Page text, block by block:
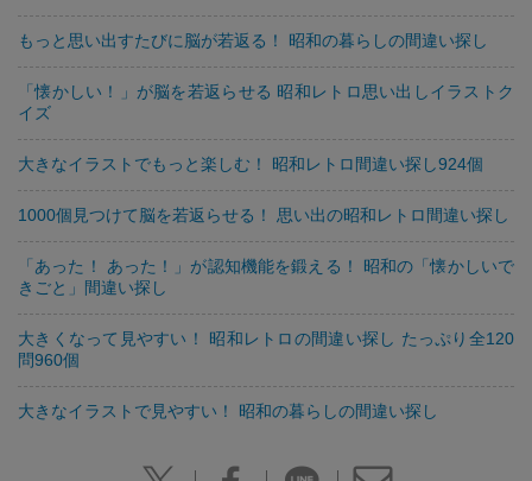
もっと思い出すたびに脳が若返る！ 昭和の暮らしの間違い探し
「懐かしい！」が脳を若返らせる 昭和レトロ思い出しイラストク
イズ
大きなイラストでもっと楽しむ！ 昭和レトロ間違い探し924個
1000個見つけて脳を若返らせる！ 思い出の昭和レトロ間違い探し
「あった！ あった！」が認知機能を鍛える！ 昭和の「懐かしいで
きごと」間違い探し
大きくなって見やすい！ 昭和レトロの間違い探し たっぷり全120
問960個
大きなイラストで見やすい！ 昭和の暮らしの間違い探し